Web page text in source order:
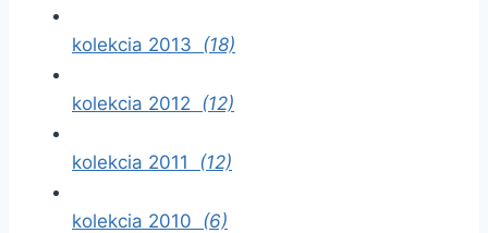
kolekcia 2013 (18)
kolekcia 2012 (12)
kolekcia 2011 (12)
kolekcia 2010 (6)